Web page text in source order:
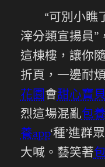
“可別小瞧
滓分類宣揚員”
這棟樓，讓你
折頁，一邊耐
花園會甜心寶
烈這場混亂包
養app‘種’進群
大喊。藝笑著